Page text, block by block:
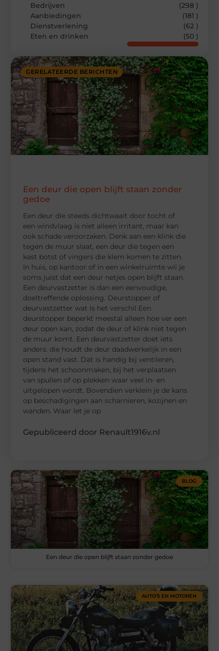
GERELATEERDE BERICHTEN
Een deur die open blijft staan zonder
gedoe
Een deur die steeds dichtwaait door tocht of
een windvlaag is niet alleen irritant, maar kan
ook schade veroorzaken. Denk aan een klink die
tegen de muur slaat, een deur die tegen een
kast botst of vingers die klem komen te zitten.
In huis, op kantoor of in een winkelruimte wil je
soms juist dat een deur netjes open blijft staan.
Een deurvastzetter is dan een eenvoudige,
doeltreffende oplossing. Deurstopper of
deurvastzetter wat is het verschil Een
deurstopper beperkt meestal alleen hoe ver een
deur open kan, zodat de deur of klink niet tegen
de muur komt. Een deurvastzetter doet iets
anders: die houdt de deur daadwerkelijk in een
open stand vast. Dat is handig bij ventileren,
tijdens het schoonmaken, bij het verplaatsen
van spullen of op plekken waar veel in- en
uitgelopen wordt. Bovendien verklein je de kans
op beschadigingen aan scharnieren, kozijnen en
wanden. Waar let je op
Gepubliceerd door Renault1916v.nl
Bedrijven
(298 )
Aanbiedingen
(181 )
Dienstverlening
(62 )
Eten en drinken
(50 )
BLOG
Een deur die open blijft staan zonder gedoe
AUTO’S EN MOTOREN